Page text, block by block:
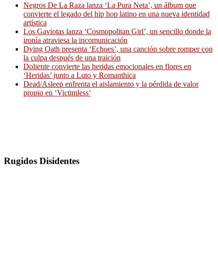
Negros De La Raza lanza ‘La Pura Neta’, un álbum que
convierte el legado del hip hop latino en una nueva identidad
artística
Los Gaviotas lanza ‘Cosmopolitan Girl’, un sencillo donde la
ironía atraviesa la incomunicación
Dying Oath presenta ‘Echoes’, una canción sobre romper con
la culpa después de una traición
Doliente convierte las heridas emocionales en flores en
‘Heridas’ junto a Luto y Romanthica
Dead/Asleep enfrenta el aislamiento y la pérdida de valor
propio en ‘Victimless’
Rugidos Disidentes